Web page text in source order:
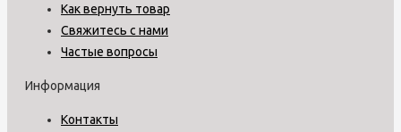
Как вернуть товар
Свяжитесь с нами
Частые вопросы
Информация
Контакты